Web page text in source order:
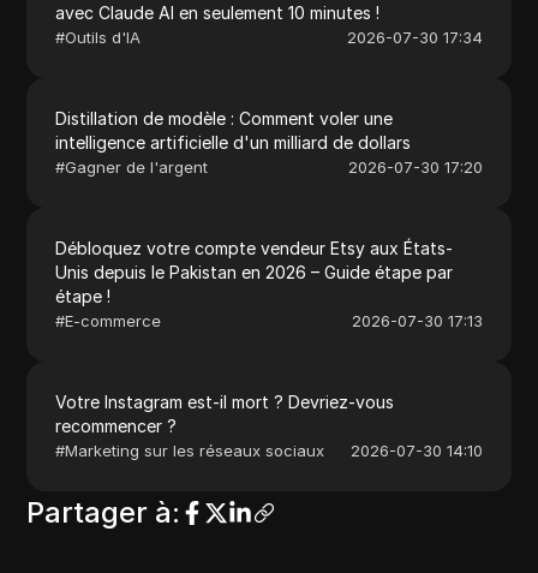
avec Claude AI en seulement 10 minutes !
#Outils d'IA 2026-07-30 17:34
Distillation de modèle : Comment voler une
intelligence artificielle d'un milliard de dollars
#Gagner de l'argent 2026-07-30 17:20
Débloquez votre compte vendeur Etsy aux États-
Unis depuis le Pakistan en 2026 – Guide étape par
étape !
#E-commerce 2026-07-30 17:13
Votre Instagram est-il mort ? Devriez-vous
recommencer ?
#Marketing sur les réseaux sociaux 2026-07-30 14:10
Partager à: